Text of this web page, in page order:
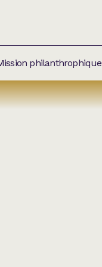
philanthrophique